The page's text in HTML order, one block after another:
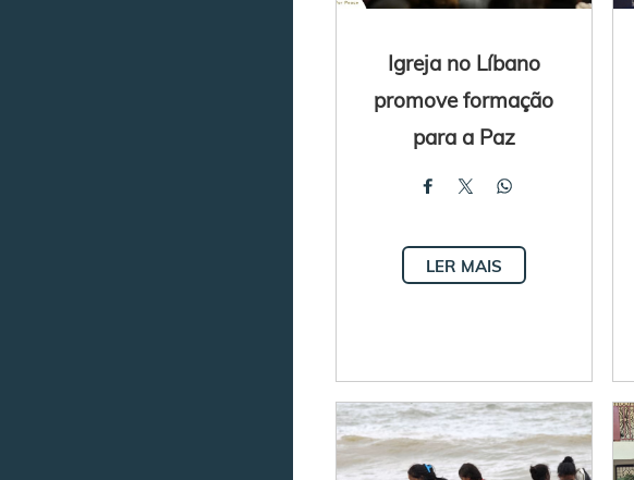
Igreja no Líbano
promove formação
para a Paz
LER MAIS